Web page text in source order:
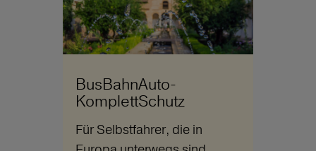
BusBahnAuto-
KomplettSchutz
Für Selbstfahrer, die in